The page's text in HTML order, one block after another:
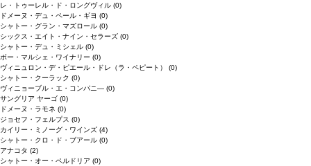
レ・トゥーレル・ド・ロングヴィル (0)
ドメーヌ・デュ・ペール・ギヨ (0)
シャトー・グラン・マズロール (0)
シックス・エイト・ナイン・セラーズ (0)
シャトー・デュ・ミシェル (0)
ボー・マルシェ・ワイナリー (0)
ヴィニュロン・デ・ピエール・ドレ（ラ・ペピート） (0)
シャトー・クーラック (0)
ヴィニョーブル・エ・コンパニ― (0)
サングリア ヤーゴ (0)
ドメーヌ・ラモネ (0)
ジョセフ・フェルプス (0)
カイリー・ミノーグ・ワインズ (4)
シャトー・クロ・ド・ブアール (0)
アナコタ (2)
シャトー・オー・ペルドリア (0)